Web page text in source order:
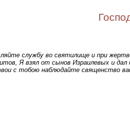
службу во святилище и при
Я взял от сынов Израилевых и дал
с тобою наблюдайте священство